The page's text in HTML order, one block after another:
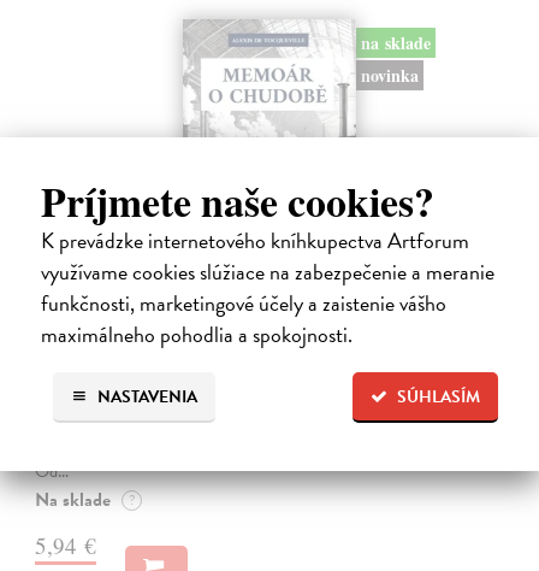
Príjmete naše cookies?
K prevádzke internetového kníhkupectva Artforum
využívame cookies slúžiace na zabezpečenie a meranie
funkčnosti, marketingové účely a zaistenie vášho
maximálneho pohodlia a spokojnosti.
SÚHLASÍM
NASTAVENIA
na sklade
novinka
Memoár o chudobě
První český překlad méně známého díla jedné z nejvýznamnějších
osobností evropské politické filosofie 19. století je doplněn obšírnými
Od…
Na sklade ?
5,94 €